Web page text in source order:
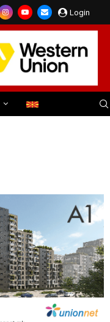
Login